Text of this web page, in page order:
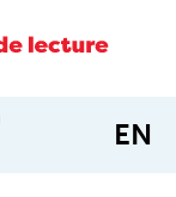
in cart EN